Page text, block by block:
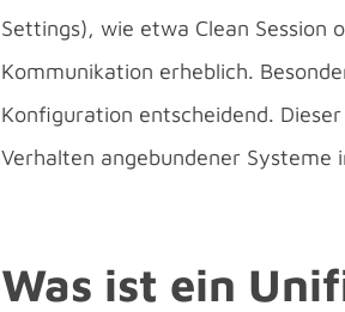
Settings), wie etwa Clean Session
Kommunikation erheblich.
Konfiguration entscheidend.
Verhalten angebundener Systeme
Was ist ein